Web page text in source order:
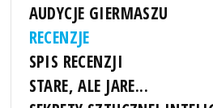
AUDYCJE GIERMASZU
RECENZJE
SPIS RECENZJI
STARE, ALE JARE...